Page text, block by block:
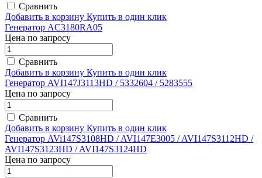
Сравнить
Добавить в корзину Купить в один клик
Генератор AC3180RA05
Цена по запросу
Сравнить
Добавить в корзину Купить в один клик
Генератор AVI147J3113HD / 5332604 / 5283555
Цена по запросу
Сравнить
Добавить в корзину Купить в один клик
Генератор AVi147S3108HD / AVI147E3005 / AVI147S3112HD /
AVI147S3123HD / AVI147S3124HD
Цена по запросу